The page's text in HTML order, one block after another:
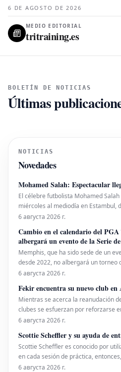
6 DE AGOSTO DE 2026
MEDIO EDITORIAL
tritraining.es
BOLETÍN DE NOTICIAS
Últimas
NOTICIAS
Novedades
Mohamed Salah: Espectacular
El célebre futbolista Mohamed
miércoles al mediodía en Estambul,
exámenes médicos pertinentes para
recibido por una marea de sus
6 августа 2026 г.
Cambio en el calendario del
albergará un evento de la Serie
Memphis, que ha sido sede de un
desde 2022, no albergará un torneo
PGA Tour.
6 августа 2026 г.
Fekir encuentra su nuevo club
Mientras se acerca la reanudación
clubes se esfuerzan por reforzarse
verano, Nabil Fekir ha encontrado su
japonés Suzuki hasta el OM que bus
6 августа 2026 г.
Scottie Scheffler y su ayuda de
Scottie Scheffler es conocido por
en cada sesión de práctica,
mismo?
6 августа 2026 г.